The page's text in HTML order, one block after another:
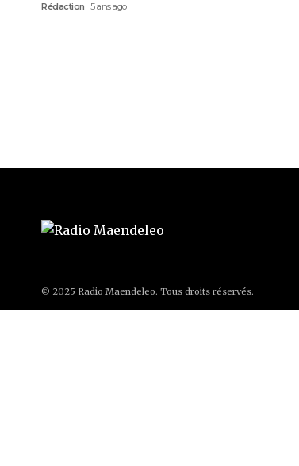
Rédaction 5 ans ago
© 2025 Radio Maendeleo. Tous droits réservés.